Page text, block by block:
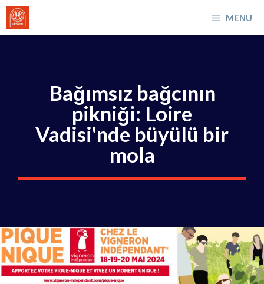
İçeriğe
atla
MENU
Bağımsız bağcının
pikniği: Loire
Vadisi'nde büyülü bir
mola